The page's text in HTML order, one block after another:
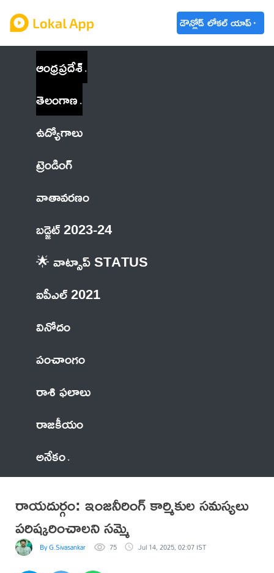
డౌన్లోడ్ లోకల్ యాప్
ఆంధ్రప్రదేశ్
తెలంగాణ
ఉద్యోగాలు
ట్రెండింగ్
వాతావరణం
బడ్జెట్ 2023-24
🌟 వాట్సాప్ STATUS
ఐపీఎల్ 2021
వినోదం
పంచాంగం
రాశి ఫలాలు
రాజకీయం
అనేకం
రాయదుర్గం: ఇంజనీరింగ్ కార్మికుల సమస్యలు
పరిష్కరించాలని సమ్మె
By G.Sivasankar 75 Jul 14, 2025, 02:07 IST